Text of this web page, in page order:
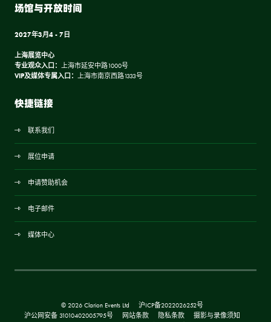
场馆与开放时间
2027年3月4 - 7日
上海展览中心
专业观众入口：
上海市延安中路1000号
VIP及媒体专属入口：
上海市南京西路1333号
快捷链接
联系我们
展位申请
申请赞助机会
电子邮件
媒体中心
© 2026 Clarion Events Ltd
沪ICP备2022026252号
沪公网安备 31010402005795号
网站条款 隐私条款
摄影与录像须知